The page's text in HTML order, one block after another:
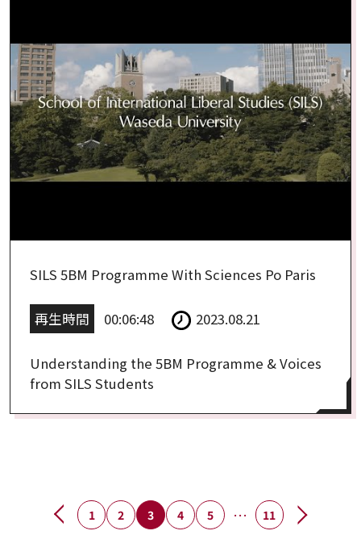
SILS 5BM Programme With Sciences Po Paris
再生時間 00:06:48 2023.08.21
Understanding the 5BM Programme & Voices
from SILS Students
1 2 3 4 5 … 11